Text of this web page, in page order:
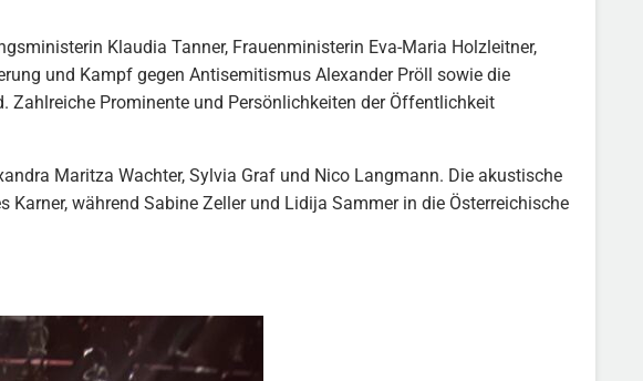
Klaudia Tanner, Frauenministerin Eva-Maria Holzleitner,
und Kampf gegen Antisemitismus Alexander Pröll sowie die
Zahlreiche Prominente und Persönlichkeiten der Öffentlichkeit
Maritza Wachter, Sylvia Graf und Nico Langmann. Die akustische
während Sabine Zeller und Lidija Sammer in die Österreichische